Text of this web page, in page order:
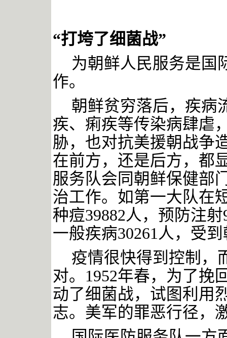
“打垮了细菌战”
为朝鲜人民服务是国
作。
朝鲜贫穷落后，疾病
疾、痢疾等传染病肆虐
胁，也对抗美援朝战争
在前方，还是后方，都
服务队会同朝鲜保健部
治工作。如第一大队在
种痘39882人，预防注
一般疾病30261人，受
疫情很快得到控制，
对。1952年春，为了挽
动了细菌战，试图利用
志。美军的罪恶行径，